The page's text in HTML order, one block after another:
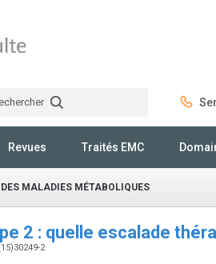
Revues Traités EMC
DES MALADIES MÉTABOLIQUES
2 : quelle escalade
2